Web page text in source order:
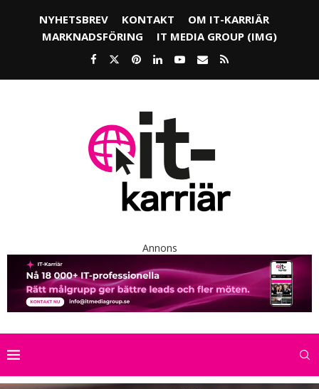
NYHETSBREV KONTAKT
OM IT-KARRIÄR
MARKNADSFÖRING
IT MEDIA GROUP (IMG)
Annons